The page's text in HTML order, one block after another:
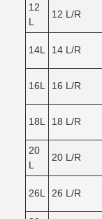
12
L
12 L/R
14L 14 L/R
16L 16 L/R
18L 18 L/R
20
L
20 L/R
26L 26 L/R